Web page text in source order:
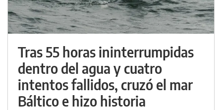
Tras 55 horas ininterrumpidas
dentro del agua y cuatro
intentos fallidos, cruzó el mar
Báltico e hizo historia